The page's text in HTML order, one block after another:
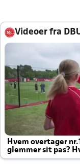
Videoer fra
Hvem overtager
glemmer sit pas?
altid til efter